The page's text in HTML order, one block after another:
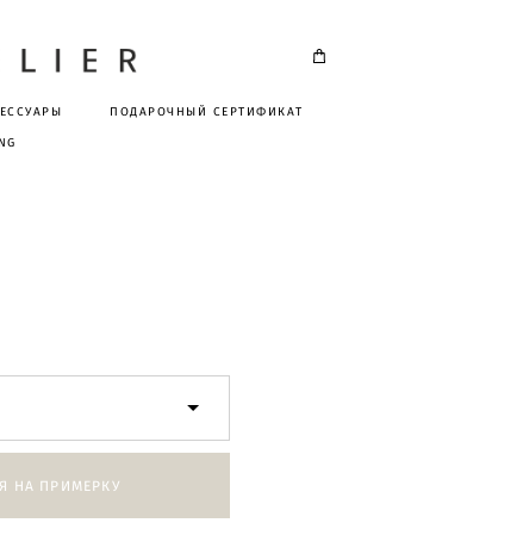
ПОДАРОЧНЫЙ СЕРТИФИКАТ
НА ПРИМЕРКУ